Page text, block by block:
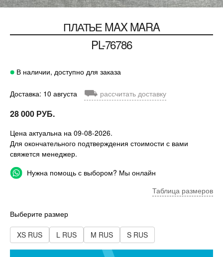
ПЛАТЬЕMAX MARA
PL-76786
В наличии, доступно для заказа
Доставка: 10 августа ⛟ рассчитать доставку
28 000 РУБ.
Цена актуальна на 09-08-2026.
Для окончательного подтверждения стоимости с вами
свяжется менеджер.
Нужна помощь с выбором? Мы онлайн
Таблица размеров
Выберите размер
XS RUS L RUS M RUS S RUS